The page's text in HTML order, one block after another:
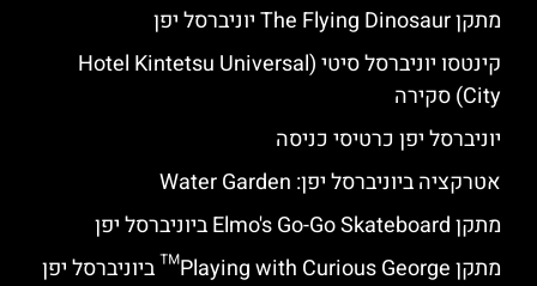
מתקן The Flying Dinosaur יוניברסל יפן
קינטסו יוניברסל סיטי (Hotel Kintetsu Universal
City) סקירה
יוניברסל יפן כרטיסי כניסה
אטרקציה ביוניברסל יפן: Water Garden
מתקן Elmo's Go-Go Skateboard ביוניברסל יפן
מתקן Playing with Curious George™ ביוניברסל יפן